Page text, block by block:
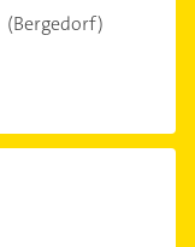
(Bergedorf)